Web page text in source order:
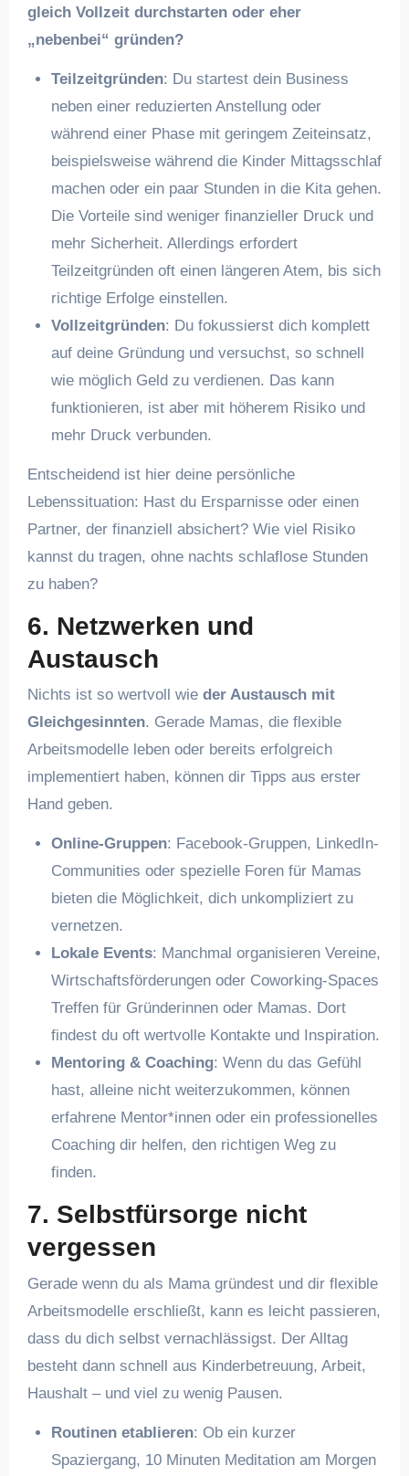
gleich Vollzeit durchstarten oder eher
„nebenbei“ gründen?
Teilzeitgründen: Du startest dein Business
neben einer reduzierten Anstellung oder
während einer Phase mit geringem Zeiteinsatz,
beispielsweise während die Kinder Mittagsschlaf
machen oder ein paar Stunden in die Kita gehen.
Die Vorteile sind weniger finanzieller Druck und
mehr Sicherheit. Allerdings erfordert
Teilzeitgründen oft einen längeren Atem, bis sich
richtige Erfolge einstellen.
Vollzeitgründen: Du fokussierst dich komplett
auf deine Gründung und versuchst, so schnell
wie möglich Geld zu verdienen. Das kann
funktionieren, ist aber mit höherem Risiko und
mehr Druck verbunden.
Entscheidend ist hier deine persönliche
Lebenssituation: Hast du Ersparnisse oder einen
Partner, der finanziell absichert? Wie viel Risiko
kannst du tragen, ohne nachts schlaflose Stunden
zu haben?
6. Netzwerken und
Austausch
Nichts ist so wertvoll wie der Austausch mit
Gleichgesinnten. Gerade Mamas, die flexible
Arbeitsmodelle leben oder bereits erfolgreich
implementiert haben, können dir Tipps aus erster
Hand geben.
Online-Gruppen: Facebook-Gruppen, LinkedIn-
Communities oder spezielle Foren für Mamas
bieten die Möglichkeit, dich unkompliziert zu
vernetzen.
Lokale Events: Manchmal organisieren Vereine,
Wirtschaftsförderungen oder Coworking-Spaces
Treffen für Gründerinnen oder Mamas. Dort
findest du oft wertvolle Kontakte und Inspiration.
Mentoring & Coaching: Wenn du das Gefühl
hast, alleine nicht weiterzukommen, können
erfahrene Mentor*innen oder ein professionelles
Coaching dir helfen, den richtigen Weg zu
finden.
7. Selbstfürsorge nicht
vergessen
Gerade wenn du als Mama gründest und dir flexible
Arbeitsmodelle erschließt, kann es leicht passieren,
dass du dich selbst vernachlässigst. Der Alltag
besteht dann schnell aus Kinderbetreuung, Arbeit,
Haushalt – und viel zu wenig Pausen.
Routinen etablieren: Ob ein kurzer
Spaziergang, 10 Minuten Meditation am Morgen